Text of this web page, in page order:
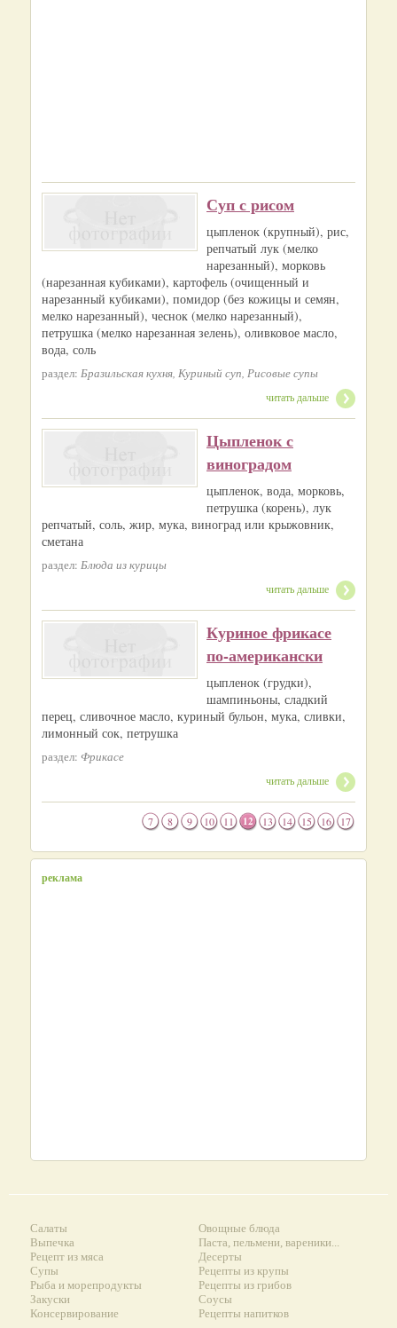
Суп с рисом
цыпленок (крупный), рис,
репчатый лук (мелко
нарезанный), морковь
(нарезанная кубиками), картофель (очищенный и
нарезанный кубиками), помидор (без кожицы и семян,
мелко нарезанный), чеснок (мелко нарезанный),
петрушка (мелко нарезанная зелень), оливковое масло,
вода, соль
раздел: Бразильская кухня, Куриный суп, Рисовые супы
читать дальше
Цыпленок с
виноградом
цыпленок, вода, морковь,
петрушка (корень), лук
репчатый, соль, жир, мука, виноград или крыжовник,
сметана
раздел: Блюда из курицы
читать дальше
Куриное фрикасе
по-американски
цыпленок (грудки),
шампиньоны, сладкий
перец, сливочное масло, куриный бульон, мука, сливки,
лимонный сок, петрушка
раздел: Фрикасе
читать дальше
7 8 9 10 11 12 13 14 15 16 17
реклама
Салаты
Выпечка
Рецепт из мяса
Супы
Рыба и морепродукты
Закуски
Консервирование
Овощные блюда
Паста, пельмени, вареники...
Десерты
Рецепты из крупы
Рецепты из грибов
Соусы
Рецепты напитков